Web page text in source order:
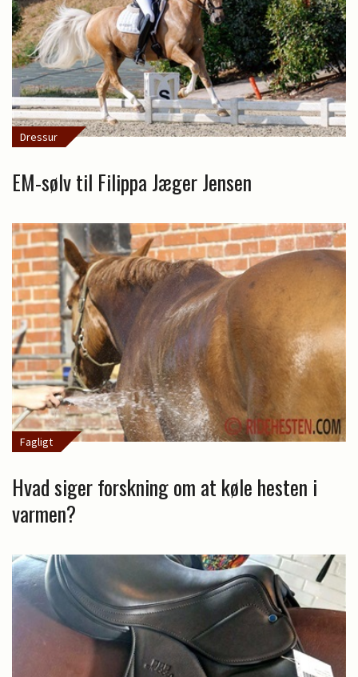
Dressur
EM-sølv til Filippa Jæger Jensen
Fagligt
Hvad siger forskning om at køle hesten i
varmen?